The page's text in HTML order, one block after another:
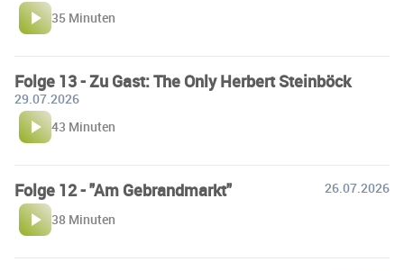
35 Minuten
Folge 13 - Zu Gast: The Only Herbert Steinböck
29.07.2026
43 Minuten
Folge 12 - "Am Gebrandmarkt"
26.07.2026
38 Minuten